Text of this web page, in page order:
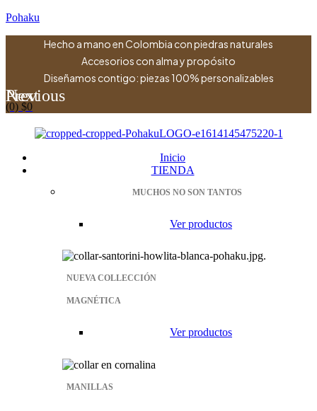
Pohaku
Hecho a mano en Colombia con piedras naturales
Accesorios con alma y propósito
Diseñamos contigo: piezas 100% personalizables
Previous
Next
(0) $0
Inicio
TIENDA
MUCHOS NO SON TANTOS
Ver productos
NUEVA COLLECCIÓN
MAGNÉTICA
Ver productos
MANILLAS